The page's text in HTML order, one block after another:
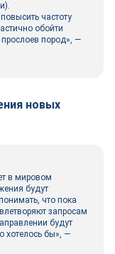
частоту
обойти
пород», —
новых
в мировом
будут
что пока
запросам
будут
хотелось бы», —